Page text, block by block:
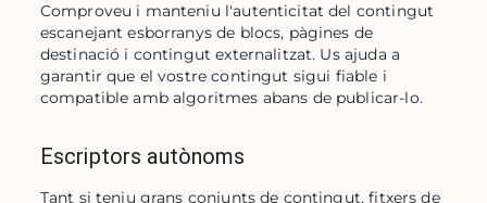
Comproveu i manteniu l'autenticitat del contingut
escanejant esborranys de blocs, pàgines de
destinació i contingut externalitzat. Us ajuda a
garantir que el vostre contingut sigui fiable i
compatible amb algoritmes abans de publicar-lo.
Escriptors autònoms
Tant si teniu grans conjunts de contingut, fitxers de